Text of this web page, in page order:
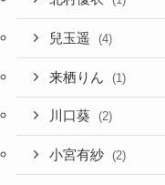
兒玉遥 (4)
来栖りん (1)
川口葵 (2)
小宮有紗 (2)